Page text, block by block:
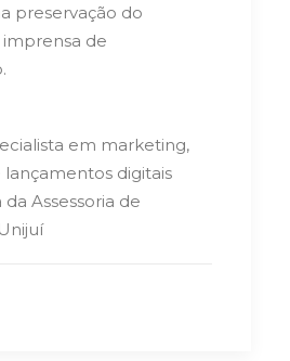
preservação do
de
em marketing,
lançamentos digitais
Assessoria de